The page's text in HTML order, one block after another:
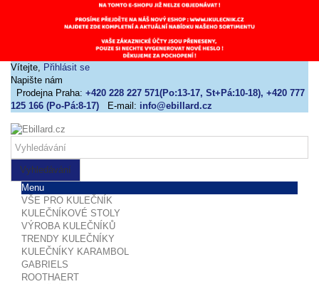
Vítejte, Přihlásit se
Napište nám
Prodejna Praha: +420 228 227 571(Po:13-17, St+Pá:10-18), +420 777
125 166 (Po-Pá:8-17)
E-mail: info@ebillard.cz
Vyhledávání
Menu
VŠE PRO KULEČNÍK
KULEČNÍKOVÉ STOLY
VÝROBA KULEČNÍKŮ
TRENDY KULEČNÍKY
KULEČNÍKY KARAMBOL
GABRIELS
ROOTHAERT